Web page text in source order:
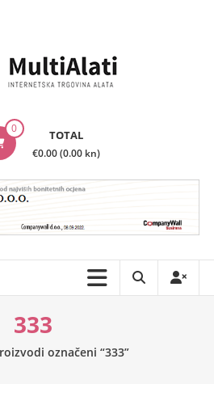
0 TOTAL
€0.00 (0.00 kn)
333
označeni “333”